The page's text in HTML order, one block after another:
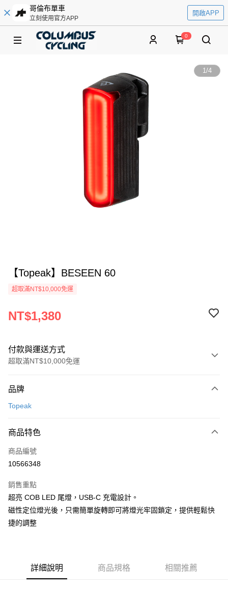
哥倫布單車
立刻使用官方APP
開啟APP
0
1/4
【Topeak】BESEEN 60
超取滿NT$10,000免運
NT$1,380
付款與運送方式
超取滿NT$10,000免運
信用卡一次付款
Apple Pay
ATM付款
全家取貨付款
每筆NT$90
付款後全家取貨
每筆NT$60，滿NT$10,000(含以上)免運費
品牌
Topeak
商品特色
商品編號
10566348
銷售重點
超亮 COB LED 尾燈，USB-C 充電設計。
磁性定位燈光後，只需簡單旋轉即可將燈光牢固鎖定，提供輕鬆快
捷的調整
詳細說明 商品規格 相關推薦